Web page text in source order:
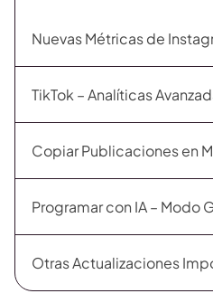
Nuevas Métricas de
TikTok – Analíticas
Copiar Publicaciones en
Programar con IA – Modo
Otras Actualizaciones